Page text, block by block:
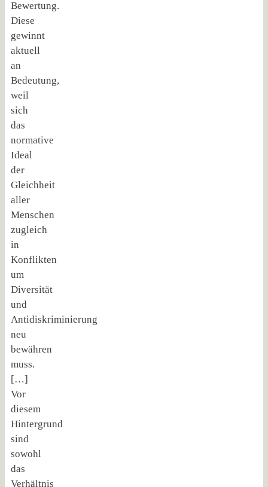
Bewertung.
Diese
gewinnt
aktuell
an
Bedeutung,
weil
sich
das
normative
Ideal
der
Gleichheit
aller
Menschen
zugleich
in
Konflikten
um
Diversität
und
Antidiskriminierung
neu
bewähren
muss.
[…]
Vor
diesem
Hintergrund
sind
sowohl
das
Verhältnis